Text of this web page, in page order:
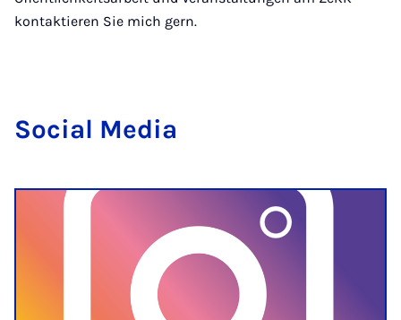
kontaktieren Sie mich gern.
So­ci­al Me­dia